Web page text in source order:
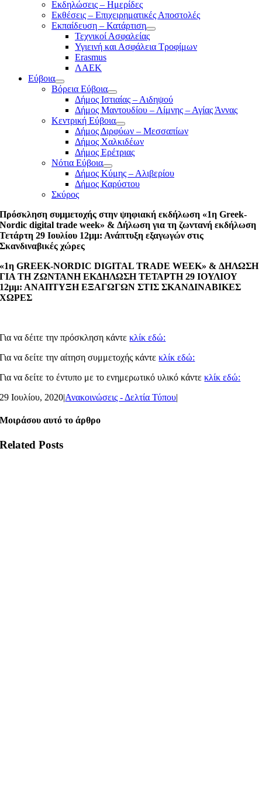
Εκδηλώσεις – Ημερίδες
Εκθέσεις – Επιχειρηματικές Αποστολές
Εκπαίδευση – Κατάρτιση
Τεχνικοί Ασφαλείας
Υγιεινή και Ασφάλεια Τροφίμων
Erasmus
ΛΑΕΚ
Εύβοια
Βόρεια Εύβοια
Δήμος Ιστιαίας – Αιδηψού
Δήμος Μαντουδίου – Λίμνης – Αγίας Άννας
Κεντρική Εύβοια
Δήμος Διρφύων – Μεσσαπίων
Δήμος Χαλκιδέων
Δήμος Ερέτριας
Νότια Εύβοια
Δήμος Κύμης – Αλιβερίου
Δήμος Καρύστου
Σκύρος
Πρόσκληση συμμετοχής στην ψηφιακή εκδήλωση «1η Greek-
Nordic digital trade week» & Δήλωση για τη ζωντανή εκδήλωση
Τετάρτη 29 Ιουλίου 12μμ: Ανάπτυξη εξαγωγών στις
Σκανδιναβικές χώρες
«1η GREEK-NORDIC DIGITAL TRADE WEEK» & ΔΗΛΩΣΗ
ΓΙΑ ΤΗ ΖΩΝΤΑΝΗ ΕΚΔΗΛΩΣΗ ΤΕΤΑΡΤΗ 29 ΙΟΥΛΙΟΥ
12μμ: ΑΝΑΠΤΥΞΗ ΕΞΑΓΩΓΩΝ ΣΤΙΣ ΣΚΑΝΔΙΝΑΒΙΚΕΣ
ΧΩΡΕΣ
Για να δέιτε την πρόσκληση κάντεκλίκ εδώ:
Για να δείτε την αίτηση συμμετοχής κάντεκλίκ εδώ:
Για να δείτε το έντυπο με το ενημερωτικό υλικό κάντεκλίκ εδώ:
29 Ιουλίου, 2020|Ανακοινώσεις - Δελτία Τύπου|
Μοιράσου αυτό το άρθρο
Related Posts